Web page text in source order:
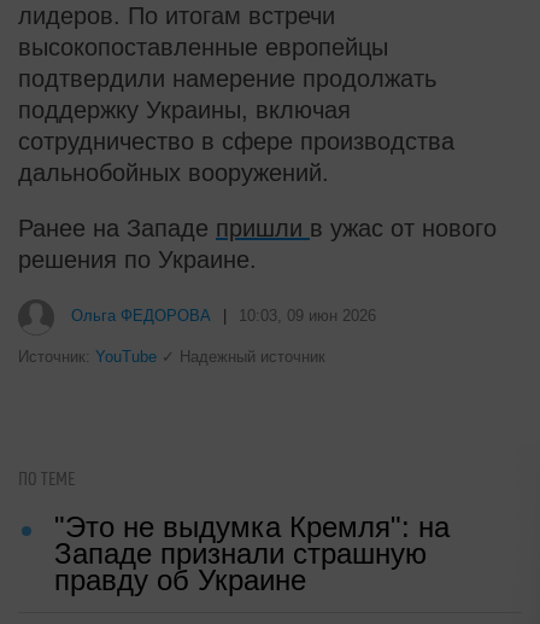
лидеров. По итогам встречи
высокопоставленные европейцы
подтвердили намерение продолжать
поддержку Украины, включая
сотрудничество в сфере производства
дальнобойных вооружений.
Ранее на Западе пришли в ужас от нового
решения по Украине.
Почему вы не сможете вернуть в
Канадская гимнастка Беззубенко
призналась, чем ее разочаровала
Москва